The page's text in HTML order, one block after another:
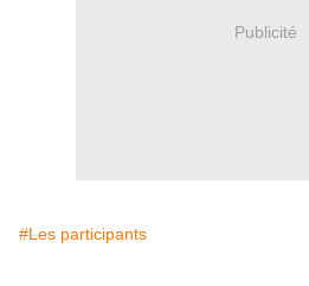
Publicité
#Les participants